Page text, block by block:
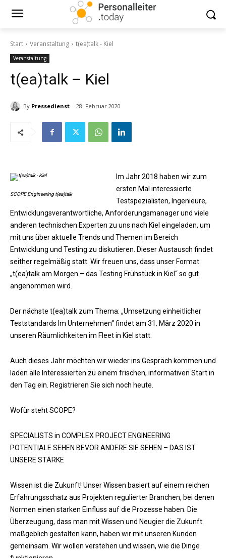
Start Veranstaltung t(ea)talk - Kiel
Veranstaltung
t(ea)talk – Kiel
By Pressedienst 28. Februar 2020
SCOPE Engineering t(ea)talk
Im Jahr 2018 haben wir zum
ersten Mal interessierte
Testspezialisten, Ingenieure,
Entwicklungsverantwortliche, Anforderungsmanager und viele
anderen technischen Experten zu uns nach Kiel eingeladen, um
mit uns über aktuelle Trends und Themen im Bereich
Entwicklung und Testing zu diskutieren. Dieser Austausch findet
seither regelmäßig statt. Wir freuen uns, dass unser Format:
„t(ea)talk am Morgen – das Testing Frühstück in Kiel“ so gut
angenommen wird.
Der nächste t(ea)talk zum Thema: „Umsetzung einheitlicher
Teststandards Im Unternehmen“ findet am 31. März 2020 in
unseren Räumlichkeiten im Fleet in Kiel statt.
Auch dieses Jahr möchten wir wieder ins Gespräch kommen und
laden alle Interessierten zu einem frischen, informativen Start in
den Tag ein. Registrieren Sie sich noch heute.
Wofür steht SCOPE?
SPECIALISTS in COMPLEX PROJECT ENGINEERING
POTENTIALE SEHEN BEVOR ANDERE SIE SEHEN – DAS IST
UNSERE STÄRKE
Wissen ist die Zukunft! Unser Wissen basiert auf einem reichen
Erfahrungsschatz aus Projekten regulierter Branchen, bei denen
Normen einen starken Einfluss auf die Prozesse haben. Die
Überzeugung, dass man mit Wissen und Neugier die Zukunft
maßgeblich gestalten kann, haben wir mit unseren Kunden
gemeinsam. Wir wollen verstehen und wissen, wie die Dinge